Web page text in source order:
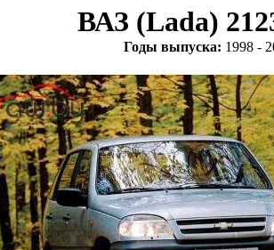
ВАЗ (Lada)
Годы выпуска: 1998 -